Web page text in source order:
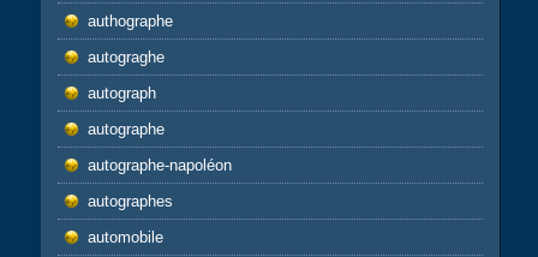
authographe
autograghe
autograph
autographe
autographe-napoléon
autographes
automobile